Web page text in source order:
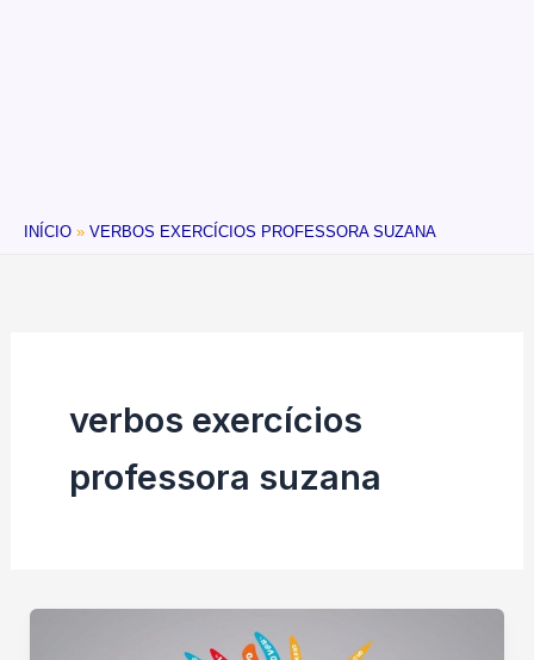
INÍCIO VERBOS EXERCÍCIOS PROFESSORA SUZANA
verbos exercícios
professora suzana